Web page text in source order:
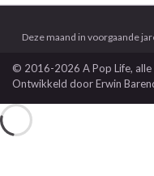
Deze maand in voorgaande
© 2016-2026 A Pop Life,
Ontwikkeld doorErwin